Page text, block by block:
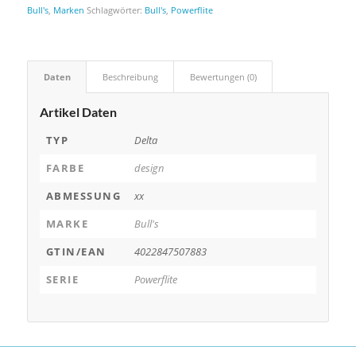
Bull's, Marken Schlagwörter: Bull's, Powerflite
Daten Beschreibung Bewertungen (0)
Artikel Daten
TYP
Delta
FARBE
design
ABMESSUNG
xx
MARKE
Bull's
GTIN/EAN
4022847507883
SERIE
Powerflite